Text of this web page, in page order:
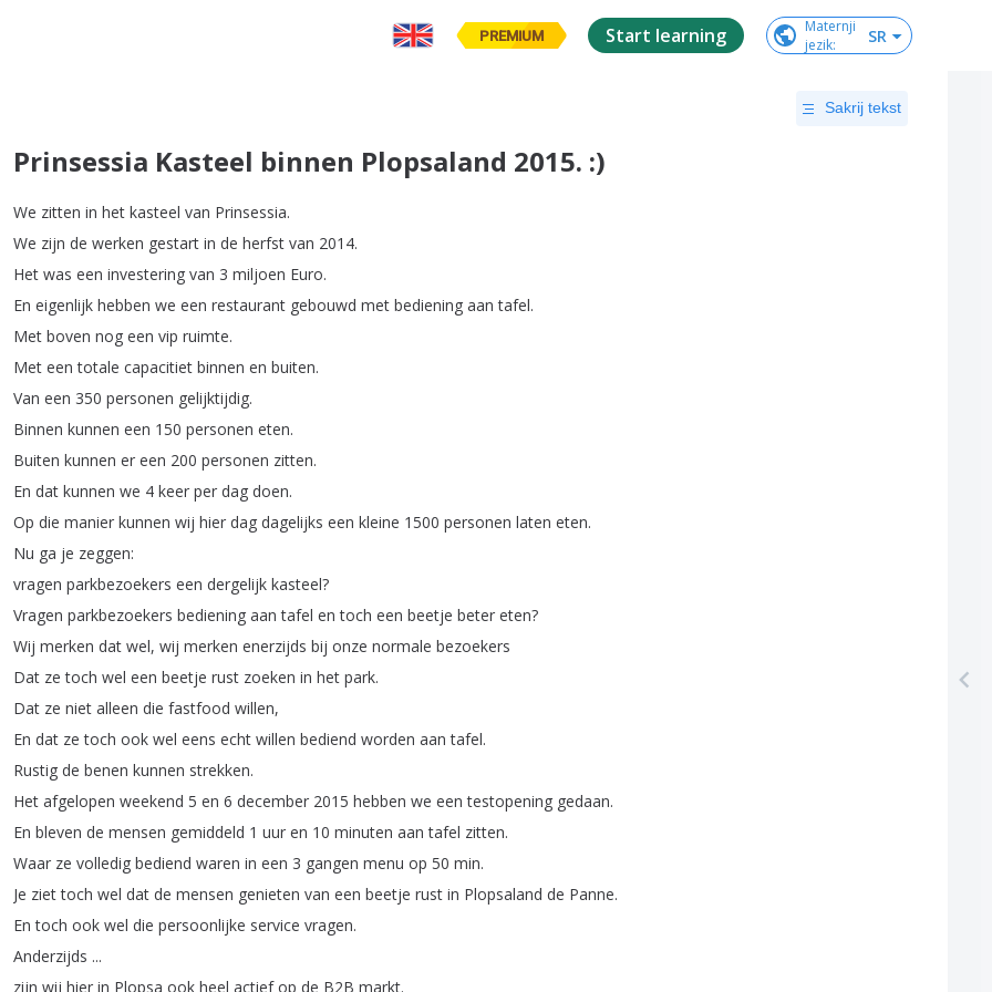
PREMIUM Start learning
Maternji
jezik: SR
Sakrij tekst
Prinsessia Kasteel binnen Plopsaland 2015. :)
We zitten in het kasteel van Prinsessia.
We zijn de werken gestart in de herfst van 2014.
Het was een investering van 3 miljoen Euro.
En eigenlijk hebben we een restaurant gebouwd met bediening aan tafel.
Met boven nog een vip ruimte.
Met een totale capacitiet binnen en buiten.
Van een 350 personen gelijktijdig.
Binnen kunnen een 150 personen eten.
Buiten kunnen er een 200 personen zitten.
En dat kunnen we 4 keer per dag doen.
Op die manier kunnen wij hier dag dagelijks een kleine 1500 personen laten eten.
Nu ga je zeggen:
vragen parkbezoekers een dergelijk kasteel?
Vragen parkbezoekers bediening aan tafel en toch een beetje beter eten?
Wij merken dat wel, wij merken enerzijds bij onze normale bezoekers
Dat ze toch wel een beetje rust zoeken in het park.
Dat ze niet alleen die fastfood willen,
En dat ze toch ook wel eens echt willen bediend worden aan tafel.
Rustig de benen kunnen strekken.
Het afgelopen weekend 5 en 6 december 2015 hebben we een testopening gedaan.
En bleven de mensen gemiddeld 1 uur en 10 minuten aan tafel zitten.
Waar ze volledig bediend waren in een 3 gangen menu op 50 min.
Je ziet toch wel dat de mensen genieten van een beetje rust in Plopsaland de Panne.
En toch ook wel die persoonlijke service vragen.
Anderzijds ...
zijn wij hier in Plopsa ook heel actief op de B2B markt.